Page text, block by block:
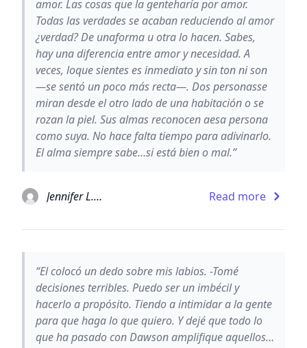
amor. Las cosas que la genteharía por amor.
Todas las verdades se acaban reduciendo al amor
¿verdad? De unaforma u otra lo hacen. Sabes,
hay una diferencia entre amor y necesidad. A
veces, loque sientes es inmediato y sin ton ni son
—se sentó un poco más recta—. Dos personasse
miran desde el otro lado de una habitación o se
rozan la piel. Sus almas reconocen aesa persona
como suya. No hace falta tiempo para adivinarlo.
El alma siempre sabe…si está bien o mal.”
Jennifer L. Armentrout Read more
“El colocó un dedo sobre mis labios. -Tomé
decisiones terribles. Puedo ser un imbécil y
hacerlo a propósito. Tiendo a intimidar a la gente
para que haga lo que quiero. Y dejé que todo lo
que ha pasado con Dawson amplifique aquellos…